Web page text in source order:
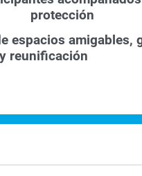
protección
espacios amigables,
y